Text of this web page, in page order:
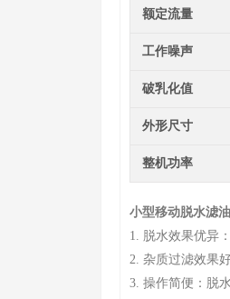
额定流量
工作噪声
破乳化值
外形尺寸
整机功率
小型移动脱水滤
1. 脱水效果优异
2. 杂质过滤效果
3. 操作简便：脱